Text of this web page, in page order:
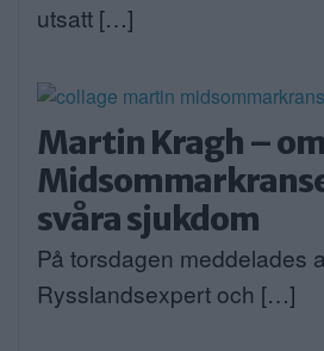
utsatt […]
Martin Kragh –
svåra sjukdom
På torsdagen meddelades
Rysslandsexpert och […]